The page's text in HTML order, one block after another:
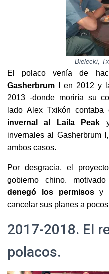
Bielecki,
El polaco venía de
Gasherbrum I
en 2012 y
2013 -donde moriría su
lado Alex Txikón
invernal al Laila Peak
invernales al Gasherbrum
ambos casos.
Por desgracia, el
gobierno chino,
denegó los permisosy
cancelar sus planes a
2017-2018. El
polacos.